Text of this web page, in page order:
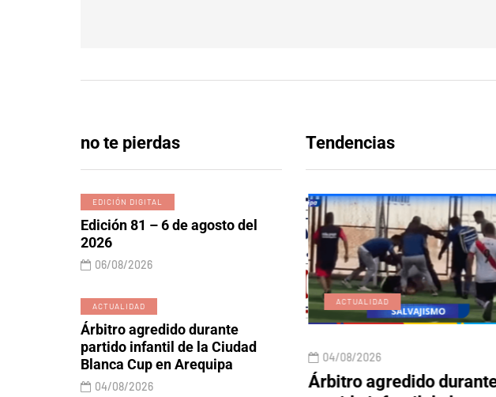
no te pierdas
EDICIÓN DIGITAL
Edición 81 – 6 de agosto del
2026
06/08/2026
ACTUALIDAD
Árbitro agredido durante
partido infantil de la Ciudad
Blanca Cup en Arequipa
04/08/2026
Tendencias
EDICIÓN DIGITAL
06/08/2026
Edición 81 – 6 de agosto
ACTUALIDAD
04/08/2026
Árbitro agredido durante